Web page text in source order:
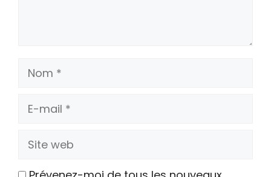
Nom
E-
Site